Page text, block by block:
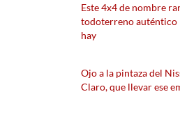
Este 4x4 de nombre
todoterreno auténtico
hay
Ojo a la pintaza del
Claro, que llevar ese